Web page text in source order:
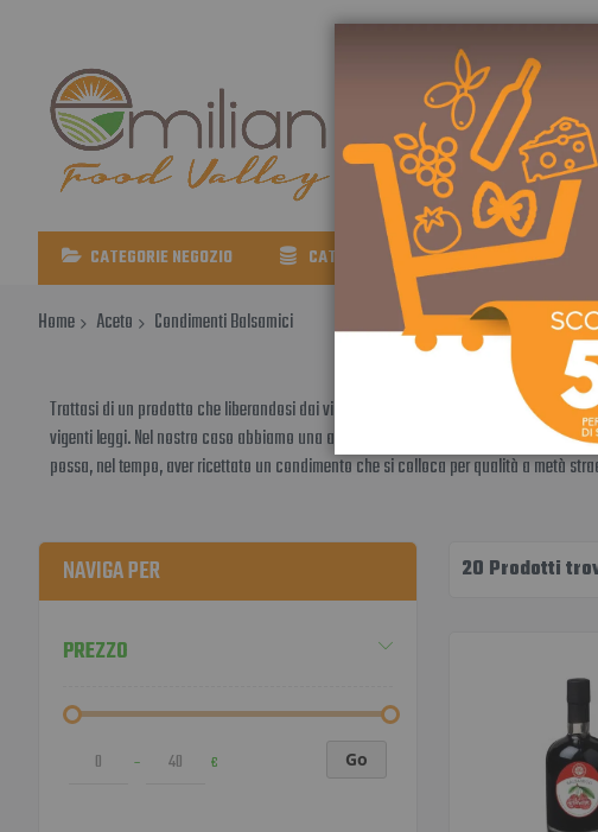
CATEGORIE NEGOZIO CATALOGO COMPLETO
Clicca qui!
Home Aceto Condimenti Balsamici
Trattasi di un prodotto che liberandosi dai vincoli normativi dei consorzi
vigenti leggi. Nel nostro caso abbiamo una acidità inferiore a quella del “aceto
possa, nel tempo, aver ricettato un condimento che si colloca per qualità a metà
20 Prodotti
NAVIGA PER
PREZZO
– € Go